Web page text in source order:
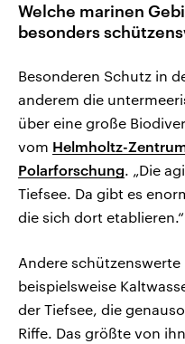
Welche marinen
besonders
Besonderen Schutz in
anderem die
über eine große
vom Helmholtz-
Polarforschung. „Die
Tiefsee. Da gibt es
die sich dort etablieren.“
Andere schützenswerte
beispielsweise
der Tiefsee, die
Riffe. Das größte von